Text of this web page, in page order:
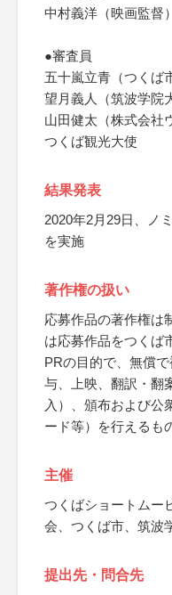
中村義洋（映画監督）
●審査員
五十嵐立青（つくば
望月義人（筑波学院
山田健太（株式会社
つくば観光大使
結果発表
2020年2月29日、ノ
を実施
著作権の扱い
応募作品の著作権は
は応募作品をつくば
PRの目的で、無償
与、上映、翻訳・翻
入）、頒布および公
ード等）を行えるも
主催
つくばショートムー
会、つくば市、筑波
提出先・問合先